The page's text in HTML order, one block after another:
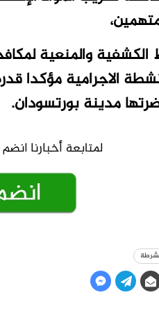
الكشفية والمنعية
الاجرامية مؤكدا
مدينة بورتسودان.